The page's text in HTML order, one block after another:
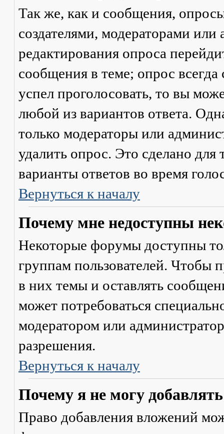
Так же, как и сообщения,
создателями, модераторами
редактирования опроса
сообщения в теме; опрос
успел проголосовать, то вы
любой из вариантов ответа.
только модераторы или
удалить опрос. Это сделано для
варианты ответов во время
Вернуться к началу
Почему мне недоступны
Некоторые форумы доступны
группам пользователей. Чтобы
в них темы и оставлять
может потребоваться
модератором или
разрешения.
Вернуться к началу
Почему я не могу
Право добавления вложений